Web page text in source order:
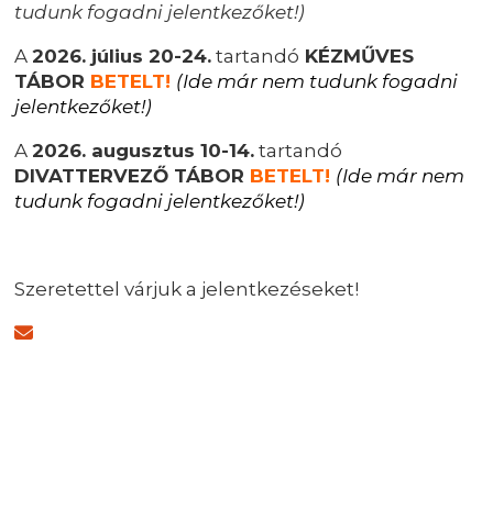
tudunk fogadni jelentkezőket!)
A2026. július 20-24. tartandó KÉZMŰVES
TÁBOR BETELT! (Ide már nem tudunk fogadni
jelentkezőket!)
A2026. augusztus 10-14. tartandó
DIVATTERVEZŐ TÁBOR BETELT! (Ide már nem
tudunk fogadni jelentkezőket!)
Szeretettel várjuk a jelentkezéseket!